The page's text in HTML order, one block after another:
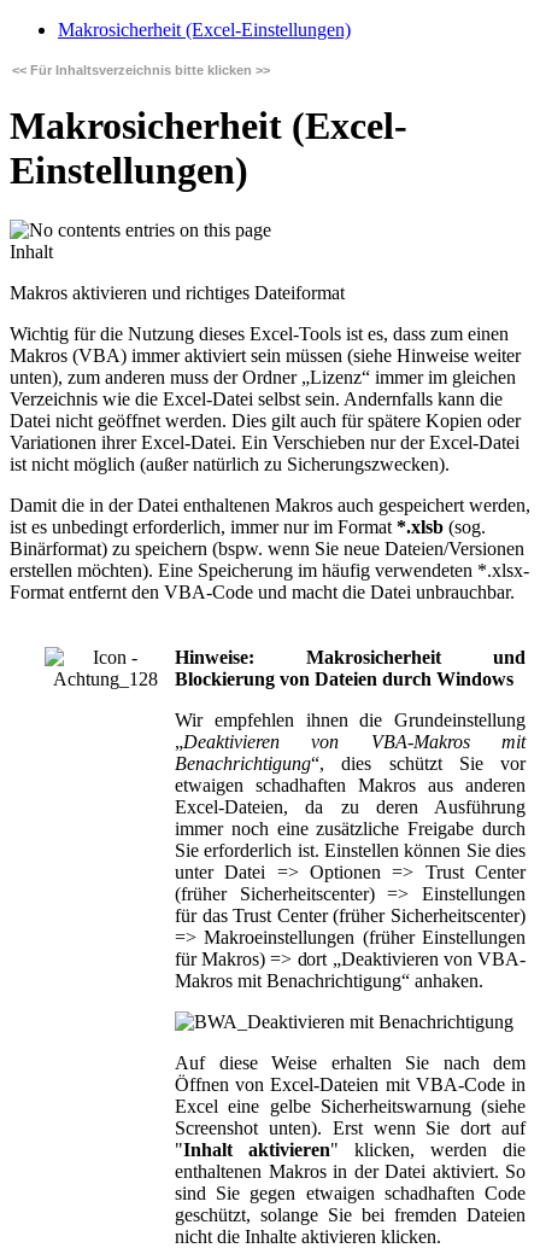
Makrosicherheit (Excel-Einstellungen)
<< Für Inhaltsverzeichnis bitte klicken >>
Makrosicherheit (Excel-
Einstellungen)
Inhalt
Makros aktivieren und richtiges Dateiformat
Wichtig für die Nutzung dieses Excel-Tools ist es, dass zum einen
Makros (VBA) immer aktiviert sein müssen (siehe Hinweise weiter
unten), zum anderen muss der Ordner „Lizenz“ immer im gleichen
Verzeichnis wie die Excel-Datei selbst sein. Andernfalls kann die
Datei nicht geöffnet werden. Dies gilt auch für spätere Kopien oder
Variationen ihrer Excel-Datei. Ein Verschieben nur der Excel-Datei
ist nicht möglich (außer natürlich zu Sicherungszwecken).
Damit die in der Datei enthaltenen Makros auch gespeichert werden,
ist es unbedingt erforderlich, immer nur im Format *.xlsb (sog.
Binärformat) zu speichern (bspw. wenn Sie neue Dateien/Versionen
erstellen möchten). Eine Speicherung im häufig verwendeten *.xlsx-
Format entfernt den VBA-Code und macht die Datei unbrauchbar.
Hinweise: Makrosicherheit und
Blockierung von Dateien durch Windows
Wir empfehlen ihnen die Grundeinstellung
„Deaktivieren von VBA-Makros mit
Benachrichtigung“, dies schützt Sie vor
etwaigen schadhaften Makros aus anderen
Excel-Dateien, da zu deren Ausführung
immer noch eine zusätzliche Freigabe durch
Sie erforderlich ist. Einstellen können Sie dies
unter Datei => Optionen => Trust Center
(früher Sicherheitscenter) => Einstellungen
für das Trust Center (früher Sicherheitscenter)
=> Makroeinstellungen (früher Einstellungen
für Makros) => dort „Deaktivieren von VBA-
Makros mit Benachrichtigung“ anhaken.
Auf diese Weise erhalten Sie nach dem
Öffnen von Excel-Dateien mit VBA-Code in
Excel eine gelbe Sicherheitswarnung (siehe
Screenshot unten). Erst wenn Sie dort auf
"Inhalt aktivieren" klicken, werden die
enthaltenen Makros in der Datei aktiviert. So
sind Sie gegen etwaigen schadhaften Code
geschützt, solange Sie bei fremden Dateien
nicht die Inhalte aktivieren klicken.